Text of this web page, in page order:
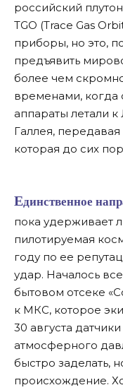
российский
TGO (Trace Gas
приборы, но это,
предъявить
более чем
временами, когда
аппараты летали
Галлея,
которая до сих
Единственное направление, по которому Россия
пока удерживает
пилотируемая
году по ее
удар. Началось
бытовом отсеке
к МКС, которое
30 августа
атмосферного
быстро заделать,
происхождение.